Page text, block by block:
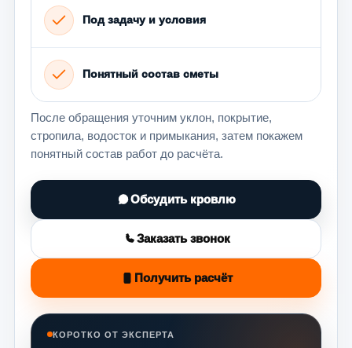
Под задачу и условия
Понятный состав сметы
После обращения уточним уклон, покрытие,
стропила, водосток и примыкания, затем покажем
понятный состав работ до расчёта.
Обсудить кровлю
Заказать звонок
Получить расчёт
КОРОТКО ОТ ЭКСПЕРТА